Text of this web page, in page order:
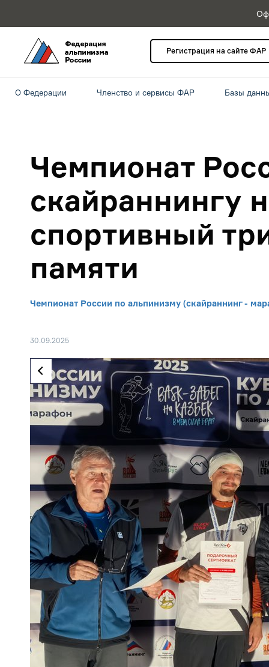
Регистрация на сайте ФАР
О Федерации Членство и сервисы ФАР Базы
Чемпионат
скайраннингу
спортивный
памяти
Чемпионат России по альпинизму (скайраннинг -
30.09.2025